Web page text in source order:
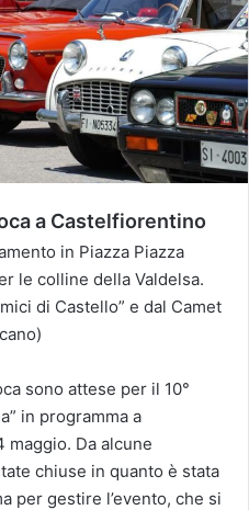
a Castelfiorentino
in Piazza Piazza
le colline della Valdelsa.
di Castello” e dal Camet
sono attese per il 10°
in programma a
Da alcune
chiuse in quanto è stata
per gestire l’evento, che si